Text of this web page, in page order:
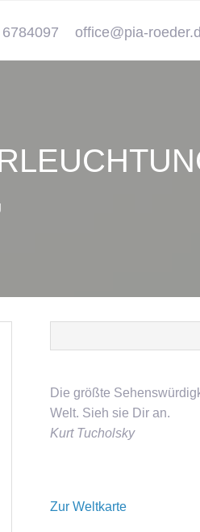
office@pia-
Die größte
Welt. Sieh sie Dir an.
Kurt Tucholsky
Zur Weltkarte